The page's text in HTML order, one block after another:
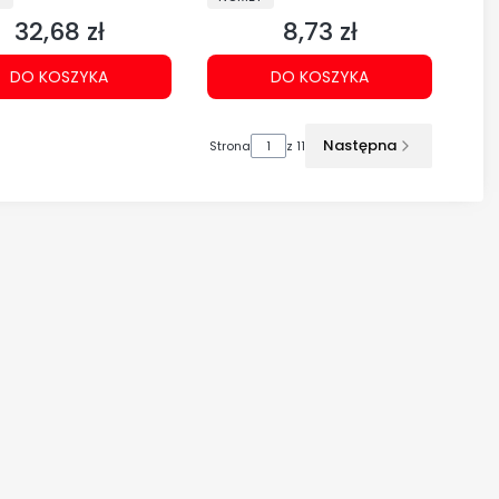
Cena
32,68 zł
DO KOSZYKA
Cena
8,73 zł
DO KOSZYKA
Strona z 11 Następna